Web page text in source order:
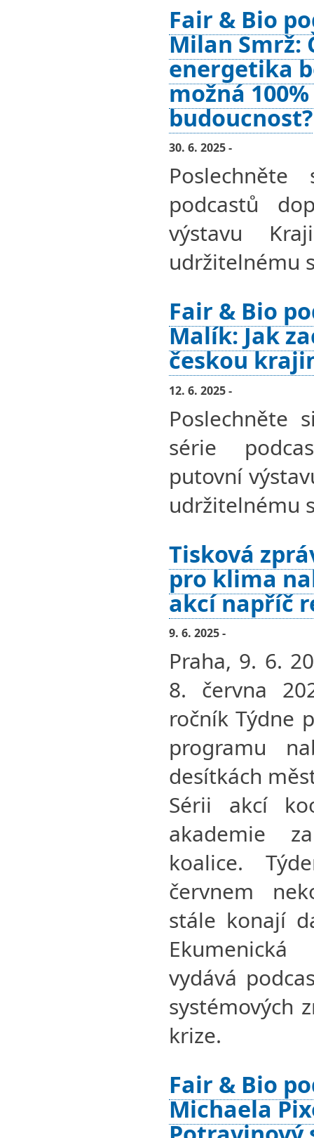
Fair & Bio
Milan Smrž:
energetika
možná
budoucnost?
30. 6. 2025 -
podcastů
výstavu
udržitelnému
Fair & Bio
Malík: Jak
českou
12. 6. 2025 -
Poslechněte
série
putovní
udržitelnému
Tisková
pro klima
akcí napříč
9. 6. 2025 -
Praha, 9. 6.
8. června
ročník Týdne
programu
desítkách
Sérii akcí
akademie
koalice.
červnem
stále konají
vydává
systémových
krize.
Fair & Bio
Michaela